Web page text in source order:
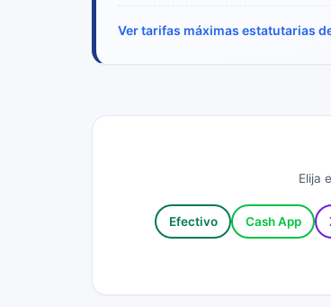
Ver tarifas máximas estatutarias
Elija
Efectivo Cash App